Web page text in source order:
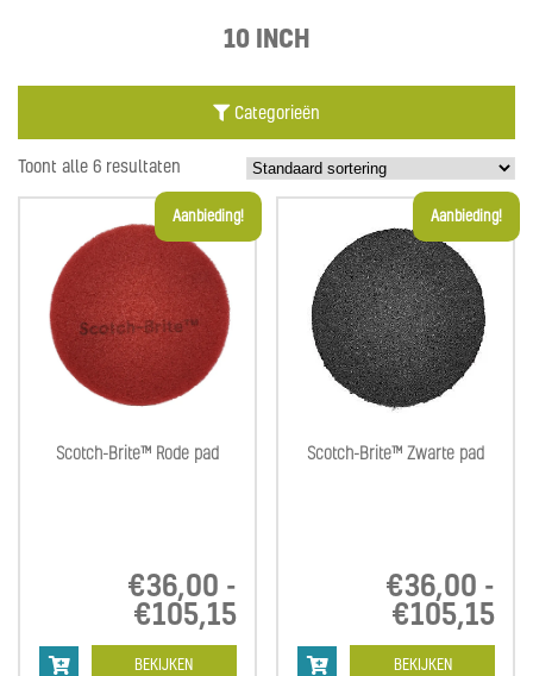
10 INCH
Categorieën
Toont alle 6 resultaten
Aanbieding!
Scotch-Brite™ Rode pad
€36,00 -
€105,15Prijsklasse:
€36,00
BEKIJKEN
Aanbieding!
Scotch-Brite™ Zwarte pad
€36,00 -
€105,15
BEKIJKEN